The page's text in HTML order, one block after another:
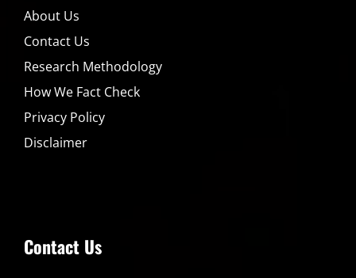
About Us
Contact Us
Research Methodology
How We Fact Check
Privacy Policy
Disclaimer
Contact Us